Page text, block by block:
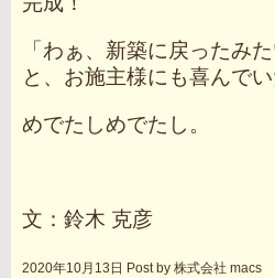
「わぁ、新築に戻ったみた
と、お施主様にも喜んでい
めでたしめでたし。
文：鈴木 克彦
2020年10月13日 Post by 株式会社 macs